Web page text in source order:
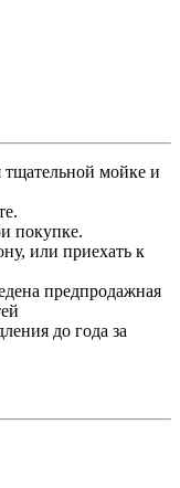
тщательной мойке и
покупке.
или приехать к
предпродажная
до года за